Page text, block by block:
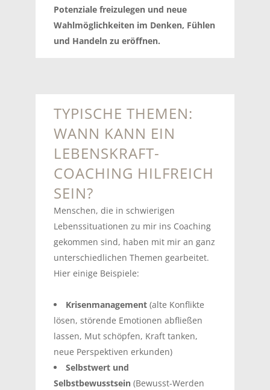
Potenziale freizulegen und neue
Wahlmöglichkeiten im Denken, Fühlen
und Handeln zu eröffnen.
TYPISCHE THEMEN:
WANN KANN EIN
LEBENSKRAFT-
COACHING HILFREICH
SEIN?
Menschen, die in schwierigen
Lebenssituationen zu mir ins Coaching
gekommen sind, haben mit mir an ganz
unterschiedlichen Themen gearbeitet.
Hier einige Beispiele:
Krisenmanagement (alte Konflikte
lösen, störende Emotionen abfließen
lassen, Mut schöpfen, Kraft tanken,
neue Perspektiven erkunden)
Selbstwert und
Selbstbewusstsein (Bewusst-Werden